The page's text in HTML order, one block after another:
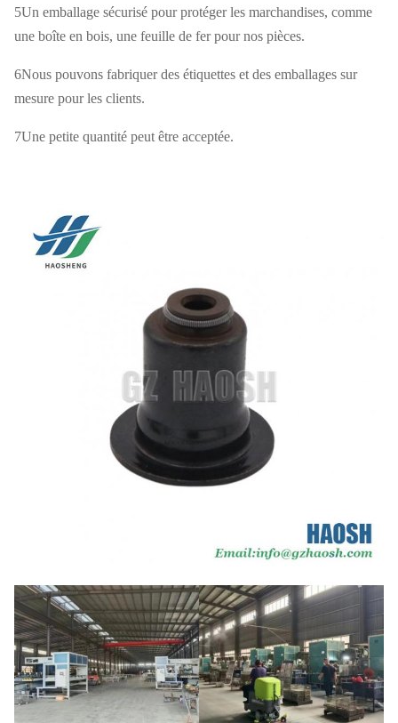
Expédition Par voie maritime ou aérienne
Date de
livraison
10-15 jours après réception du dépôt
Le prix Négociable
5Un emballage sécurisé pour protéger les marchandises, comme
une boîte en bois, une feuille de fer pour nos pièces.
6Nous pouvons fabriquer des étiquettes et des emballages sur
mesure pour les clients.
7Une petite quantité peut être acceptée.